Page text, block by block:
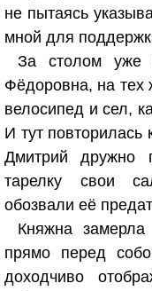
не пытаясь
мной для
За столом уже
Фёдоровна, на тех
велосипед и сел,
И тут
Дмитрий дружно
тарелку свои
обозвали её
Княжна
прямо перед
доходчиво